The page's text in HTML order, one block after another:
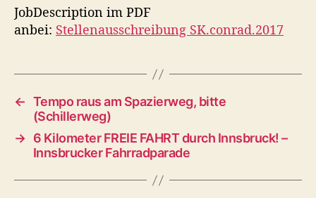
o
r
m
l
S
c
r
JobDescription im PDF
anbei: Stellenausschreibung SK.conrad.2017
← Tempo raus am Spazierweg, bitte
(Schillerweg)
→ 6 Kilometer FREIE FAHRT durch Innsbruck! –
Innsbrucker Fahrradparade